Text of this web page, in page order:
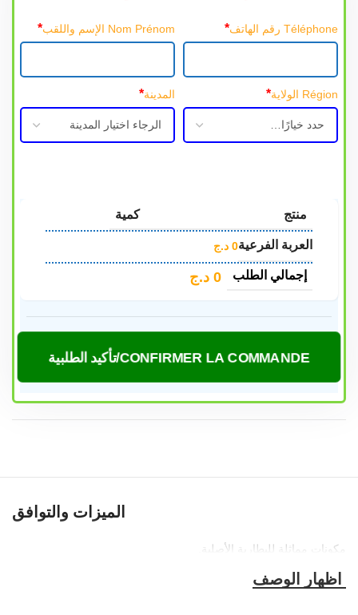
Téléphone رقم الهاتف * Nom Prénom الإسم واللقب *
Région الولاية * المدينة*
منتج
كمية
العربة الفرعية0 د.ج
إجمالي الطلب 0 د.ج
CONFIRMER LA COMMANDE/تأكيد الطلبية
الميزات والتوافق
مكونات مماثلة للبطارية الأصلية,